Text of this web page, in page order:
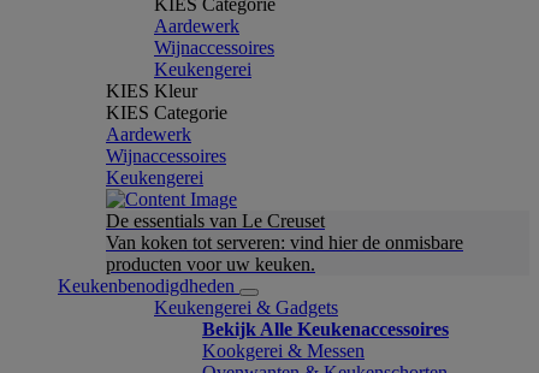
KIES Categorie
Aardewerk
Wijnaccessoires
Keukengerei
KIES Kleur
KIES Categorie
Aardewerk
Wijnaccessoires
Keukengerei
De essentials van Le Creuset
Van koken tot serveren: vind hier de onmisbare
producten voor uw keuken.
Keukenbenodigdheden
Keukengerei & Gadgets
Bekijk Alle Keukenaccessoires
Kookgerei & Messen